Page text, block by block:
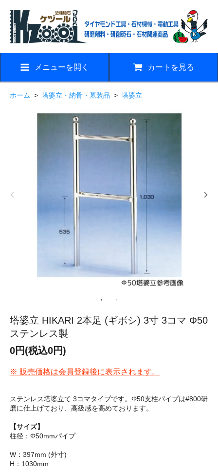
メニューを開く カートを見る
ホーム > 塔婆立・納骨・墓装品 > 塔婆立
塔婆立 HIKARI 2本足 (ギボシ) 3寸 3コマ Φ50
ステンレス製
0円(税込0円)
※ 販売価格は会員登録後に表示されます。
ステンレス塔婆立て 3コマタイプです。Φ50支柱パイプは#800研
磨に仕上げており、高級感を高めております。
【サイズ】
柱径：Φ50mmパイプ
W：397mm (外寸)
H：1030mm